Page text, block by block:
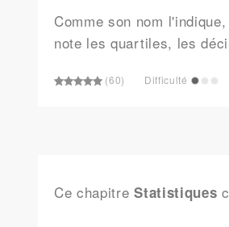
Comme son nom
note les quartiles, les
(60) Difficulté
Ce chapitreStatistiques